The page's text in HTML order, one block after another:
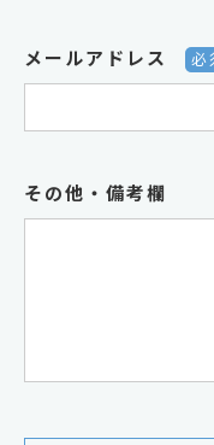
メールアドレス 必
その他・備考欄